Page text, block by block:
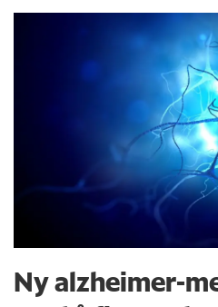
Ny alzheimer-